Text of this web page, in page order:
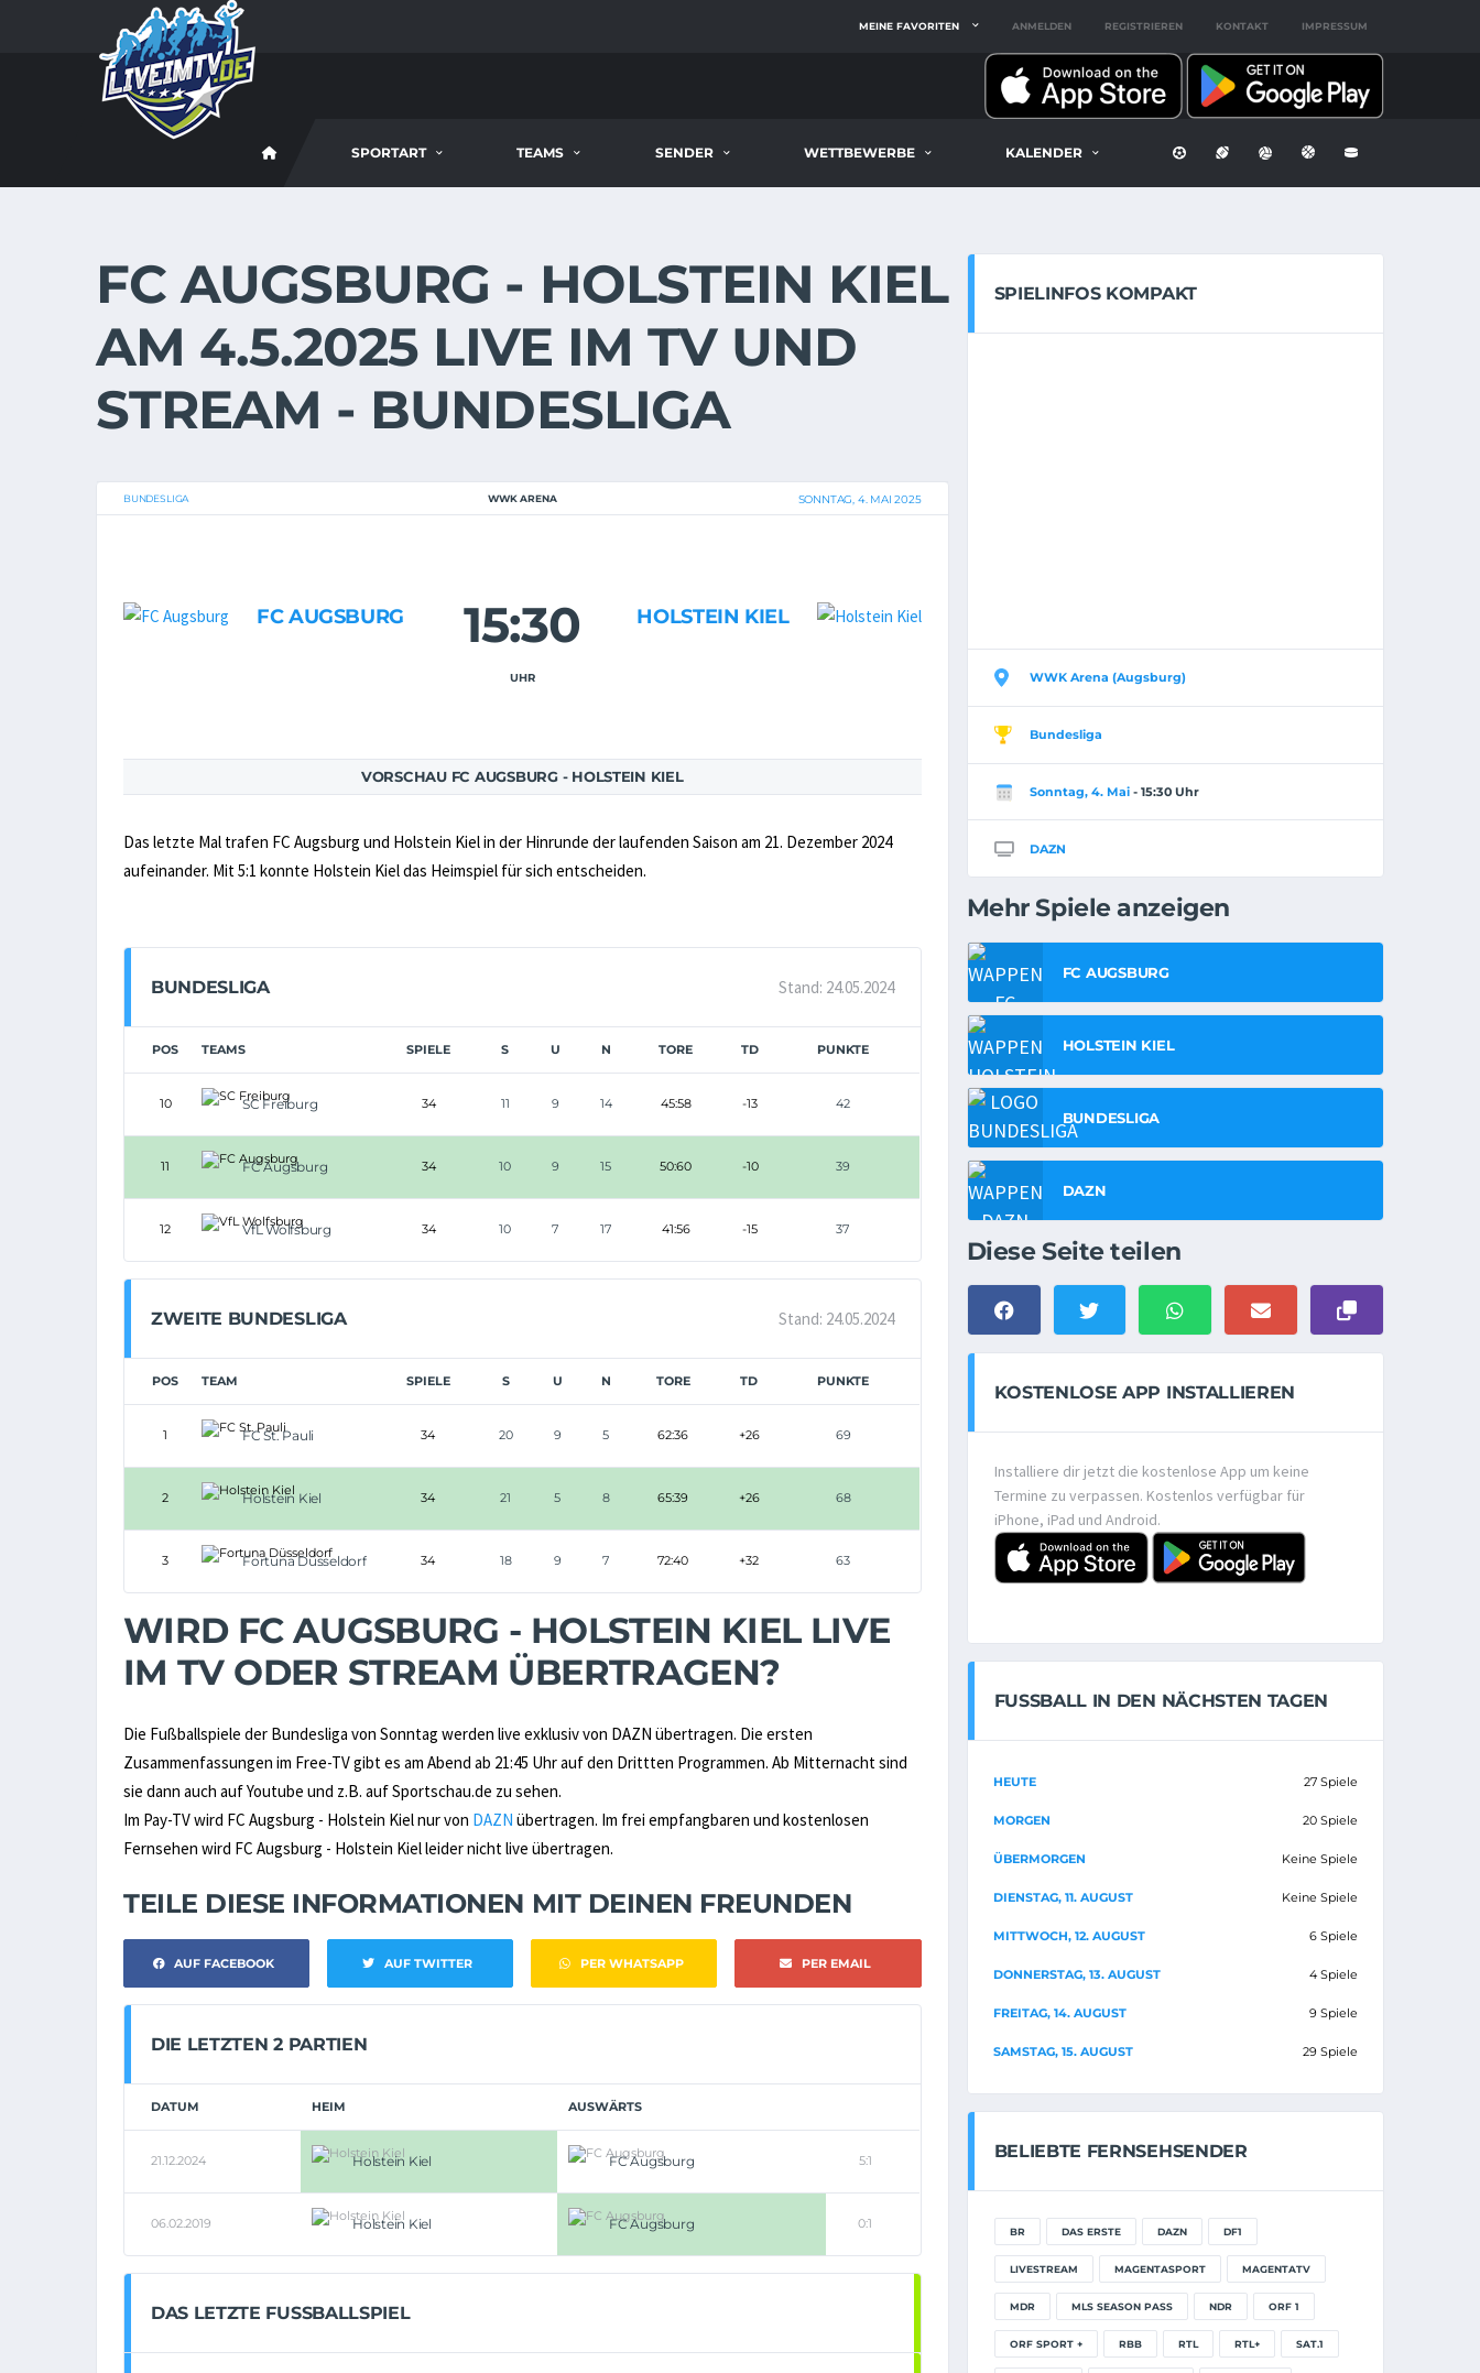
MEINE FAVORITEN ANMELDEN REGISTRIEREN KONTAKT IMPRESSUM
SPORTART TEAMS SENDER WETTBEWERBE KALENDER
FC AUGSBURG - HOLSTEIN KIEL
AM 4.5.2025 LIVE IM TV UND
STREAM - BUNDESLIGA
BUNDESLIGA WWK ARENA SONNTAG, 4. MAI 2025
FC AUGSBURG 15:30
UHR
HOLSTEIN KIEL
VORSCHAU FC AUGSBURG - HOLSTEIN KIEL
Das letzte Mal trafen FC Augsburg und Holstein Kiel in der Hinrunde der laufenden Saison am 21. Dezember 2024
aufeinander. Mit 5:1 konnte Holstein Kiel das Heimspiel für sich entscheiden.
BUNDESLIGA Stand: 24.05.2024
POS TEAMS SPIELE S U N TORE TD PUNKTE
10 SC Freiburg 34 11 9 14 45:58 -13 42
11 FC Augsburg 34 10 9 15 50:60 -10 39
12 VfL Wolfsburg 34 10 7 17 41:56 -15 37
ZWEITE BUNDESLIGA Stand: 24.05.2024
POS TEAM SPIELE S U N TORE TD PUNKTE
1 FC St. Pauli 34 20 9 5 62:36 +26 69
2 Holstein Kiel 34 21 5 8 65:39 +26 68
3 Fortuna Düsseldorf 34 18 9 7 72:40 +32 63
WIRD FC AUGSBURG - HOLSTEIN KIEL LIVE
IM TV ODER STREAM ÜBERTRAGEN?
Die Fußballspiele der Bundesliga von Sonntag werden live exklusiv von DAZN übertragen. Die ersten
Zusammenfassungen im Free-TV gibt es am Abend ab 21:45 Uhr auf den Drittten Programmen. Ab Mitternacht sind
sie dann auch auf Youtube und z.B. auf Sportschau.de zu sehen.
Im Pay-TV wird FC Augsburg - Holstein Kiel nur von DAZN übertragen. Im frei empfangbaren und kostenlosen
Fernsehen wird FC Augsburg - Holstein Kiel leider nicht live übertragen.
TEILE DIESE INFORMATIONEN MIT DEINEN FREUNDEN
AUF FACEBOOK AUF TWITTER PER WHATSAPP PER EMAIL
DIE LETZTEN 2 PARTIEN
DATUM HEIM AUSWÄRTS
21.12.2024 Holstein Kiel FC Augsburg 5:1
06.02.2019 Holstein Kiel FC Augsburg 0:1
DAS LETZTE FUSSBALLSPIEL
SPIELINFOS KOMPAKT
WWK Arena (Augsburg)
Bundesliga
Sonntag, 4. Mai- 15:30 Uhr
DAZN
Mehr Spiele anzeigen
FC AUGSBURG
HOLSTEIN KIEL
BUNDESLIGA
DAZN
Diese Seite teilen
KOSTENLOSE APP INSTALLIEREN
Installiere dir jetzt die kostenlose App um keine
Termine zu verpassen. Kostenlos verfügbar für
iPhone, iPad und Android.
FUSSBALL IN DEN NÄCHSTEN TAGEN
HEUTE 27 Spiele
MORGEN 20 Spiele
ÜBERMORGEN Keine Spiele
DIENSTAG, 11. AUGUST Keine Spiele
MITTWOCH, 12. AUGUST 6 Spiele
DONNERSTAG, 13. AUGUST 4 Spiele
FREITAG, 14. AUGUST 9 Spiele
SAMSTAG, 15. AUGUST 29 Spiele
BELIEBTE FERNSEHSENDER
BR DAS ERSTE DAZN DF1
LIVESTREAM MAGENTASPORT MAGENTATV
MDR MLS SEASON PASS NDR ORF 1
ORF SPORT + RBB RTL RTL+ SAT.1